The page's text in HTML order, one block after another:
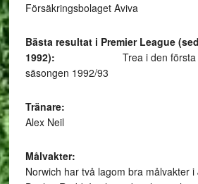
Försäkringsbolaget Aviva
Bästa resultat i Premier League
1992): Trea i den
säsongen 1992/93
Alex Neil
Norwich har två lagom bra målvakter